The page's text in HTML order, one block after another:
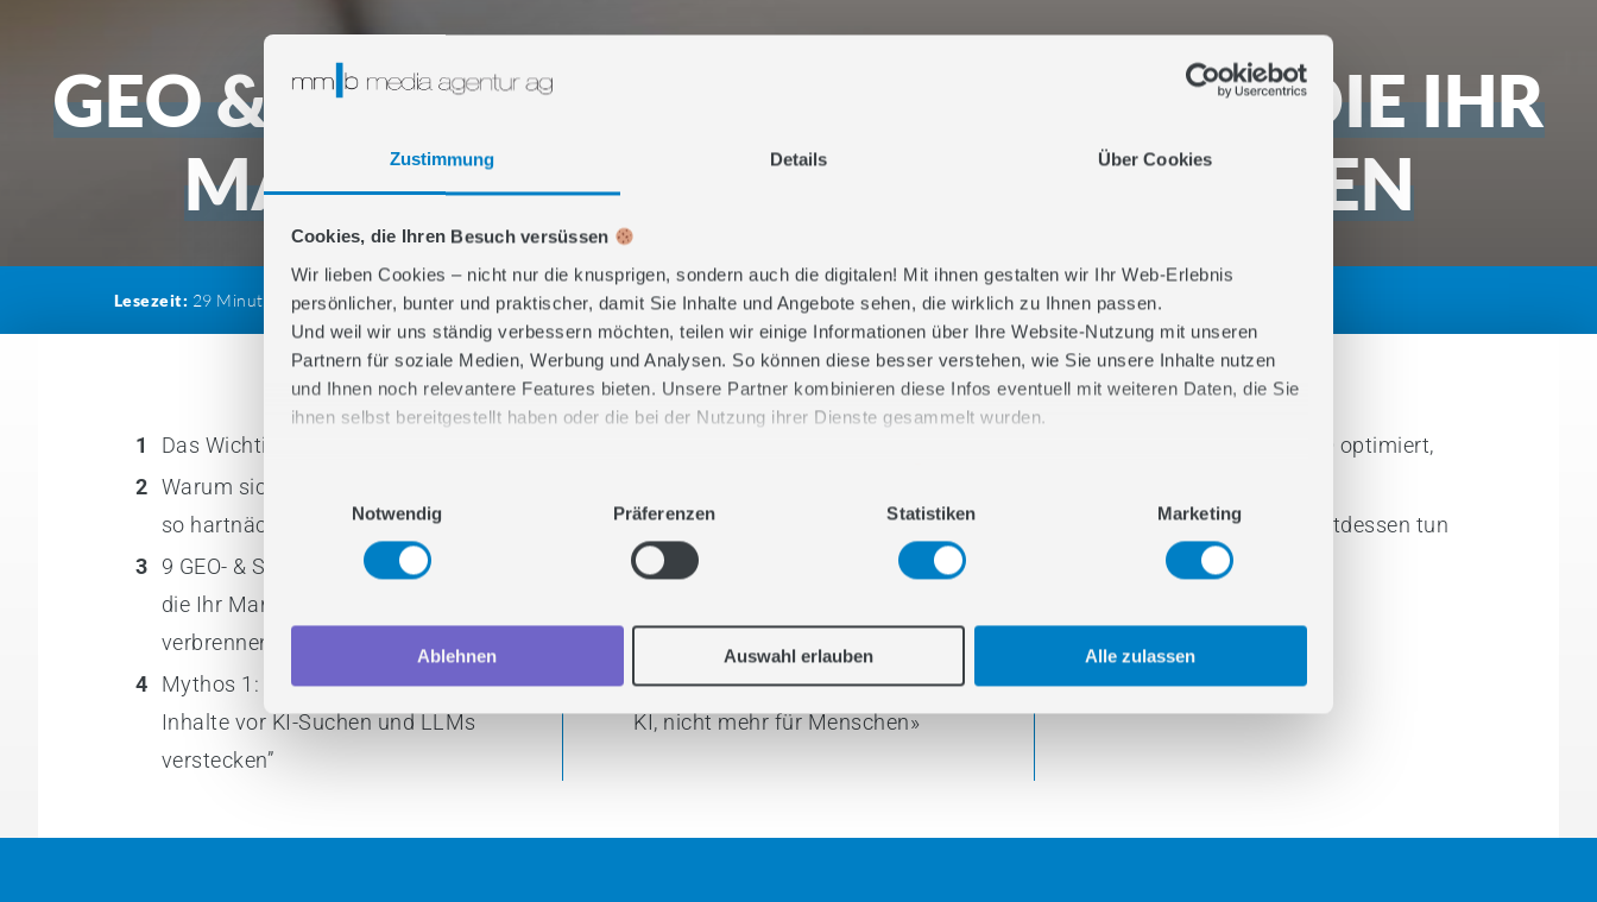
Zustimmung Details Über Cookies
Cookies, die Ihren Besuch versüssen
Wir lieben Cookies – nicht nur die knusprigen, sondern auch die digitalen! Mit ihnen gestalten wir Ihr Web-Erlebnis
persönlicher, bunter und praktischer, damit Sie Inhalte und Angebote sehen, die wirklich zu Ihnen passen.
Und weil wir uns ständig verbessern möchten, teilen wir einige Informationen über Ihre Website-Nutzung mit unseren
Partnern für soziale Medien, Werbung und Analysen. So können diese besser verstehen, wie Sie unsere Inhalte nutzen
und Ihnen noch relevantere Features bieten. Unsere Partner kombinieren diese Infos eventuell mit weiteren Daten, die Sie
ihnen selbst bereitgestellt haben oder die bei der Nutzung ihrer Dienste gesammelt wurden.
Einwilligungsauswahl
Notwendig
Präferenzen Statistiken Marketing
Ablehnen Auswahl erlauben Alle zulassen
GEO & SEO: 6 MYTHEN UND FEHLER, DIE IHR
MARKETING-BUDGET VERBRENNEN
Lesezeit: 29 Minuten Kategorie: SEO & SXO,Digital Marketing KonzeptErstellungsdatum: 26. November 2025
INHALT
1
Das Wichtigste in Kürze
2 Warum sich GEO- und SEO-Mythen
so hartnäckig halten
3
9 GEO- & SEO-Mythen und Fehler,
die Ihr Marketing-Budget
verbrennen
4
Mythos 1: “Wir können unsere
Inhalte vor KI-Suchen und LLMs
verstecken”
6
Mythos 3: “Mit GEO und KI wird SEO
endlich günstiger”
8 Mythos 5: «Wir schreiben jetzt für
KI, nicht mehr für Menschen»
Mythos 6: «Einmal GEO optimiert,
Was Unternehmen stattdessen tun
sollten